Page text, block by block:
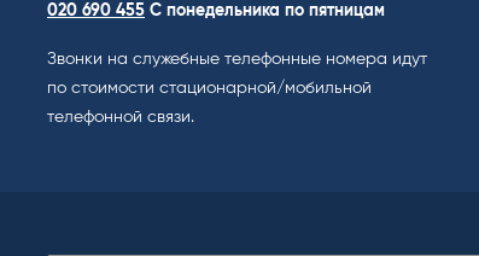
020 690 455 С понедельника по пятницам
Звонки на служебные телефонные номера идут
по стоимости стационарной/мобильной
телефонной связи.